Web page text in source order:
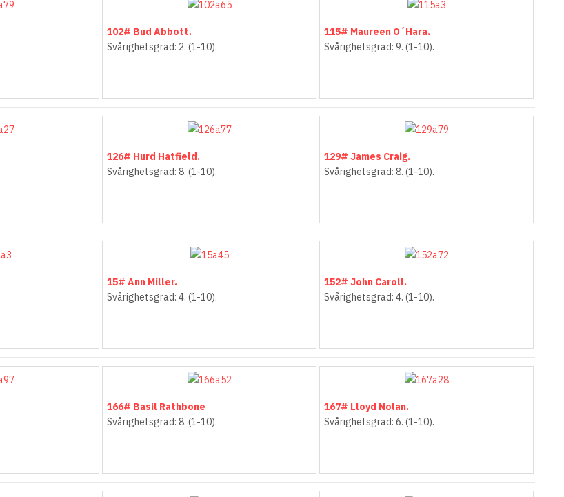
102# Bud Abbott.
Svårighetsgrad: 2. (1-10).
115# Maureen O´Hara.
Svårighetsgrad: 9. (1-10).
126# Hurd Hatfield.
Svårighetsgrad: 8. (1-10).
129# James Craig.
Svårighetsgrad: 8. (1-10).
15# Ann Miller.
Svårighetsgrad: 4. (1-10).
152# John Caroll.
Svårighetsgrad: 4. (1-10).
166# Basil Rathbone
Svårighetsgrad: 8. (1-10).
167# Lloyd Nolan.
Svårighetsgrad: 6. (1-10).